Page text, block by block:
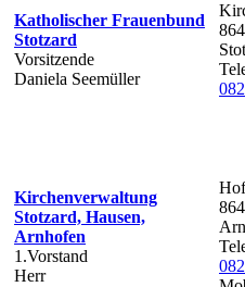
Katholischer Frauenbund
Stotzard
Vorsitzende
Daniela Seemüller
Kirchenverwaltung
Stotzard, Hausen,
Arnhofen
1.Vorstand
Herr